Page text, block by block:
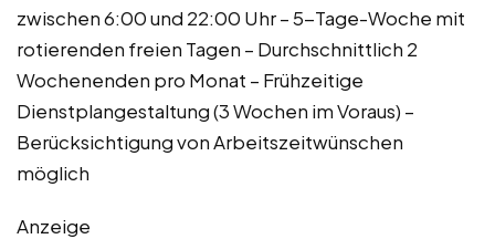
zwischen 6:00 und 22:00 Uhr – 5-Tage-Woche mit
rotierenden freien Tagen – Durchschnittlich 2
Wochenenden pro Monat – Frühzeitige
Dienstplangestaltung (3 Wochen im Voraus) –
Berücksichtigung von Arbeitszeitwünschen
möglich
Anzeige